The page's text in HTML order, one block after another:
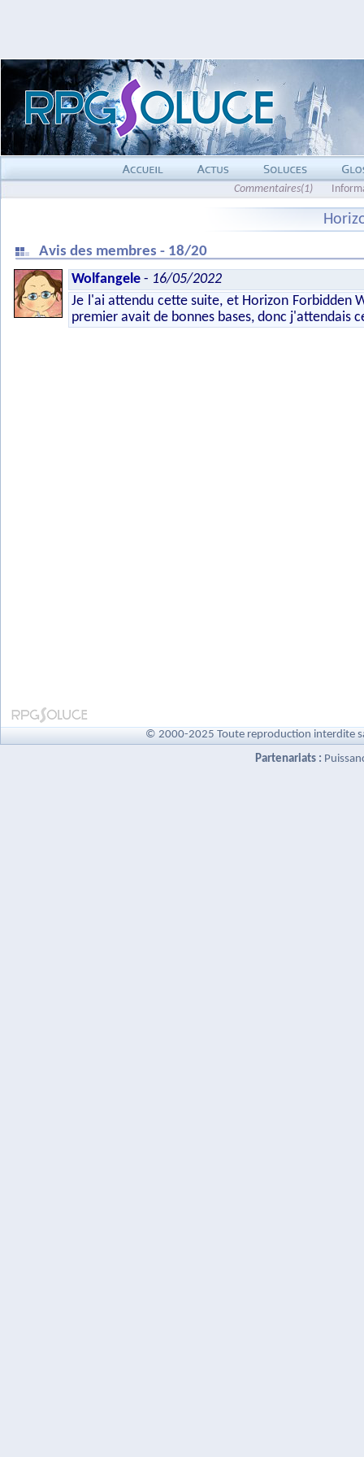
Commentaires(1)
Avis des membres - 18/20
Wolfangele - 16/05/2022
Je l'ai attendu cette suite, et Horizon Forbidden
premier avait de bonnes bases, donc j'attendais
© 2000-2025 Toute reproduction interdite
Partenariats :